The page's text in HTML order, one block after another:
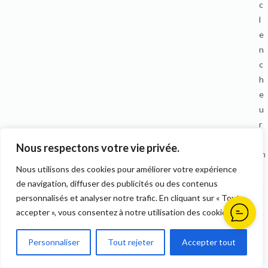
Nous respectons votre vie privée.
Nous utilisons des cookies pour améliorer votre expérience
de navigation, diffuser des publicités ou des contenus
personnalisés et analyser notre trafic. En cliquant sur « Tout
accepter », vous consentez à notre utilisation des cookies.
Personnaliser Tout rejeter Accepter tout
c
l
e
n
c
h
e
u
r
m
e